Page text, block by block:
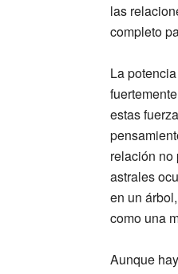
las
completo
La
estas
relación
astrales
en un
como una
Aunque